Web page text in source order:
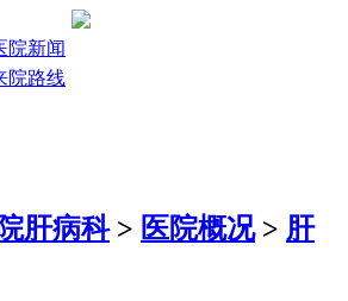
院新闻
院路线
肝病科> 医院概况> 肝